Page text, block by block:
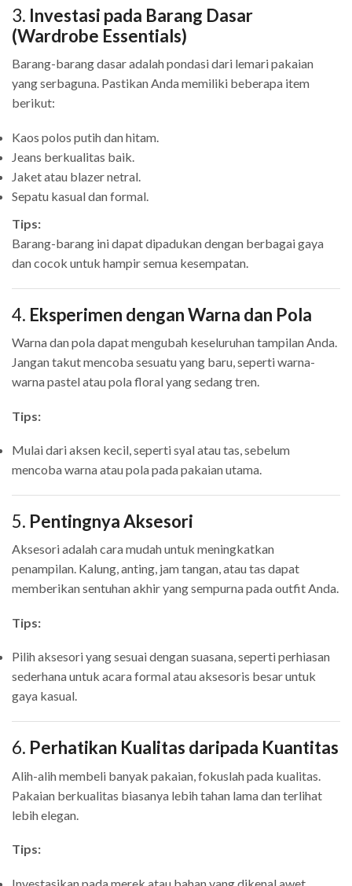
3. Investasi pada Barang Dasar
(Wardrobe Essentials)
Barang-barang dasar adalah pondasi dari lemari pakaian
yang serbaguna. Pastikan Anda memiliki beberapa item
berikut:
Kaos polos putih dan hitam.
Jeans berkualitas baik.
Jaket atau blazer netral.
Sepatu kasual dan formal.
Tips:
Barang-barang ini dapat dipadukan dengan berbagai gaya
dan cocok untuk hampir semua kesempatan.
4. Eksperimen dengan Warna dan Pola
Warna dan pola dapat mengubah keseluruhan tampilan Anda.
Jangan takut mencoba sesuatu yang baru, seperti warna-
warna pastel atau pola floral yang sedang tren.
Tips:
Mulai dari aksen kecil, seperti syal atau tas, sebelum
mencoba warna atau pola pada pakaian utama.
5. Pentingnya Aksesori
Aksesori adalah cara mudah untuk meningkatkan
penampilan. Kalung, anting, jam tangan, atau tas dapat
memberikan sentuhan akhir yang sempurna pada outfit Anda.
Tips:
Pilih aksesori yang sesuai dengan suasana, seperti perhiasan
sederhana untuk acara formal atau aksesoris besar untuk
gaya kasual.
6. Perhatikan Kualitas daripada Kuantitas
Alih-alih membeli banyak pakaian, fokuslah pada kualitas.
Pakaian berkualitas biasanya lebih tahan lama dan terlihat
lebih elegan.
Tips:
Investasikan pada merek atau bahan yang dikenal awet,